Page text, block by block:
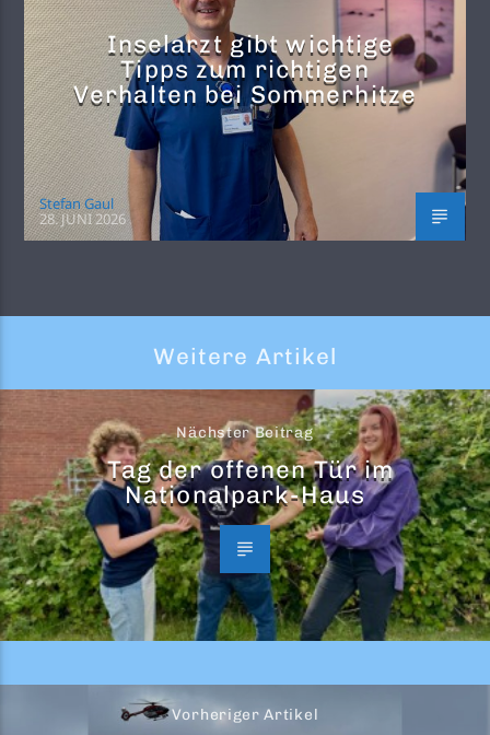
Inselarzt gibt wichtige
Tipps zum richtigen
Verhalten bei Sommerhitze
Stefan Gaul
28. JUNI 2026
Weitere Artikel
Nächster Beitrag
Tag der offenen Tür im
Nationalpark-Haus
Vorheriger Artikel